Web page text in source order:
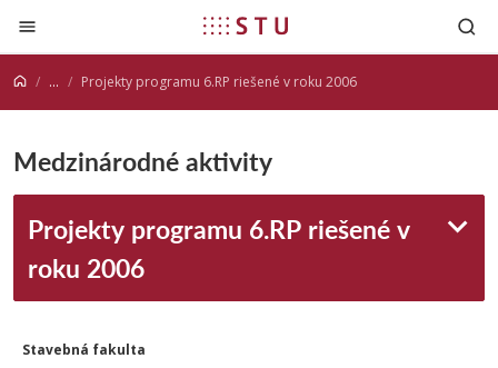
Prejsť na obsah
... Projekty programu 6.RP riešené v roku 2006
Medzinárodné aktivity
Projekty programu 6.RP riešené v
roku 2006
Stavebná fakulta